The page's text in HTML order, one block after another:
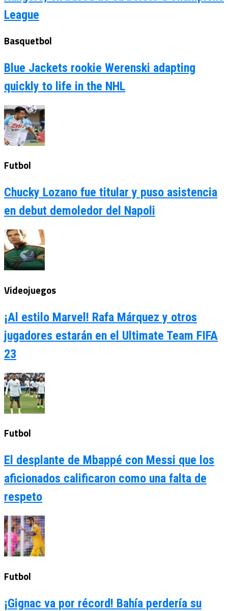
League
Basquetbol
Blue Jackets rookie Werenski adapting
quickly to life in the NHL
Futbol
Chucky Lozano fue titular y puso asistencia
en debut demoledor del Napoli
Videojuegos
¡Al estilo Marvel! Rafa Márquez y otros
jugadores estarán en el Ultimate Team FIFA
23
Futbol
El desplante de Mbappé con Messi que los
aficionados calificaron como una falta de
respeto
Futbol
¡Gignac va por récord! Bahía perdería su